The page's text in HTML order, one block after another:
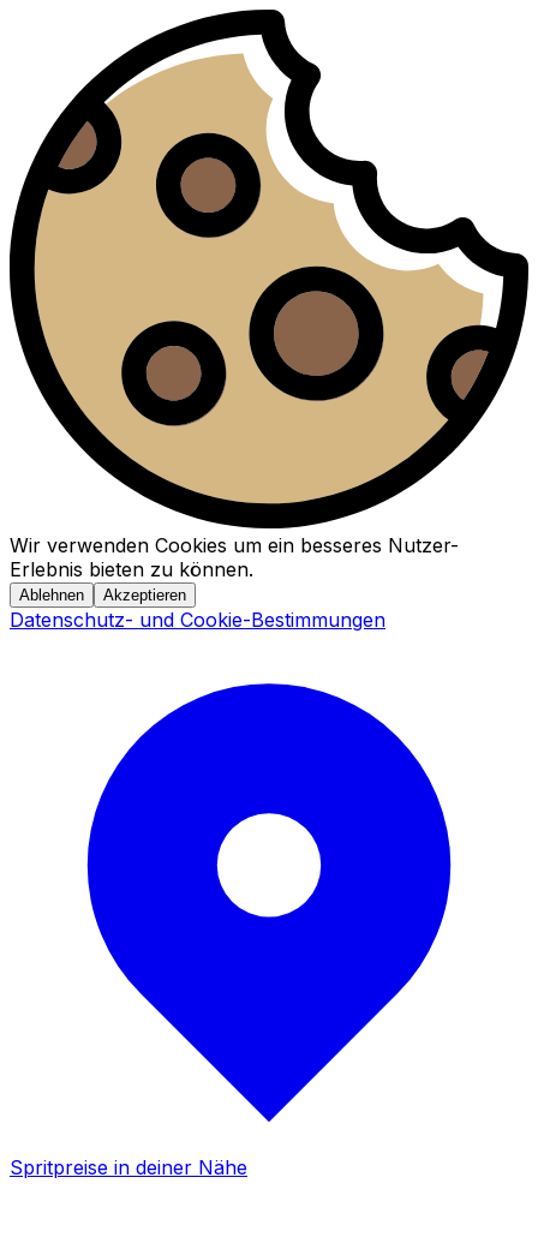
Wir verwenden Cookies um ein besseres Nutzer-
Erlebnis bieten zu können.
Ablehnen Akzeptieren
Datenschutz- und Cookie-Bestimmungen
Spritpreise in deiner Nähe